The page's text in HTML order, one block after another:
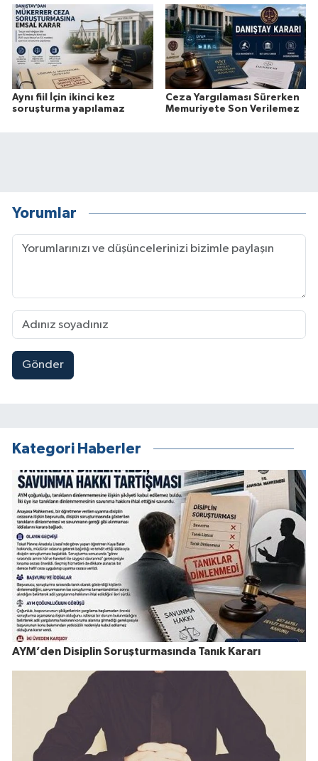
Aynı fiil İçin ikinci kez
soruşturma yapılamaz
Ceza Yargılaması Sürerken
Memuriyete Son Verilemez
Yorumlar
Gönder
Kategori Haberler
AYM’den Disiplin Soruşturmasında Tanık Kararı